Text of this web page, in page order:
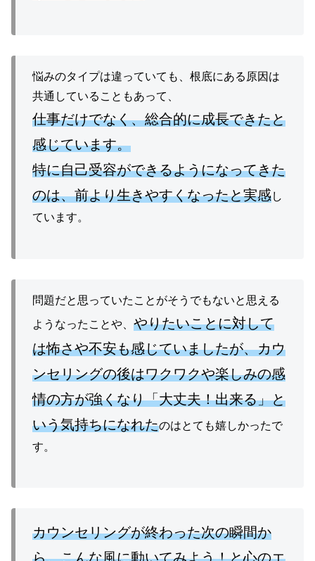
悩みのタイプは違っていても、根底にある原因は
共通していることもあって、
仕事だけでなく、総合的に成長できたと
感じています。
特に自己受容ができるようになってきた
のは、前より生きやすくなったと実感し
ています。
問題だと思っていたことがそうでもないと思える
ようなったことや、 やりたいことに対して
は怖さや不安も感じていましたが、カウ
ンセリングの後はワクワクや楽しみの感
情の方が強くなり「大丈夫！出来る」と
いう気持ちになれたのはとても嬉しかったで
す。
カウンセリングが終わった次の瞬間か
ら、こんな風に動いてみよう！と心のエ